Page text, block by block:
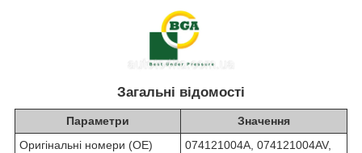
Загальні відомості
Параметри
Значення
Оригінальні номери (OE)
074121004A, 074121004AV,